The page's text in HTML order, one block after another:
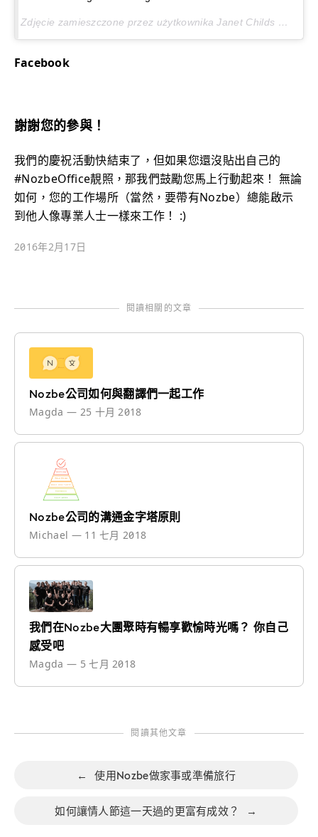
Zdjęcie zamieszczone przez użytkownika Janet Childs ツ (@janchilds)
Facebook
謝謝您的參與！
我們的慶祝活動快結束了，但如果您還沒貼出自己的
#NozbeOffice靚照，那我們鼓勵您馬上行動起來！ 無論
如何，您的工作場所（當然，要帶有Nozbe）總能啟示
到他人像專業人士一樣來工作！ :)
2016年2月17日
閱讀相關的文章
Nozbe公司如何與翻譯們一起工作
Magda — 25 十月 2018
Nozbe公司的溝通金字塔原則
Michael — 11 七月 2018
我們在Nozbe大團聚時有暢享歡愉時光嗎？ 你自己
感受吧
Magda — 5 七月 2018
閱讀其他文章
← 使用Nozbe做家事或準備旅行
如何讓情人節這一天過的更富有成效？ →